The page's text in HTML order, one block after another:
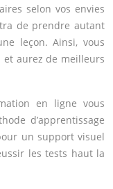
selon vos envies
de prendre autant
leçon. Ainsi, vous
aurez de meilleurs
en ligne vous
d’apprentissage
un support visuel
les tests haut la